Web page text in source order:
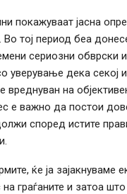
покажуваат јасна
Во тој период беа
сериозни обврски
уверување дека секој
вреднуван на
е важно да постои
според истите
ќе ја зајакнуваме
граѓаните и затоа